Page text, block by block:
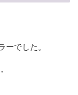
ーでした。